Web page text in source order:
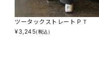
ツータックストレートＰＴ
¥3,245(税込)